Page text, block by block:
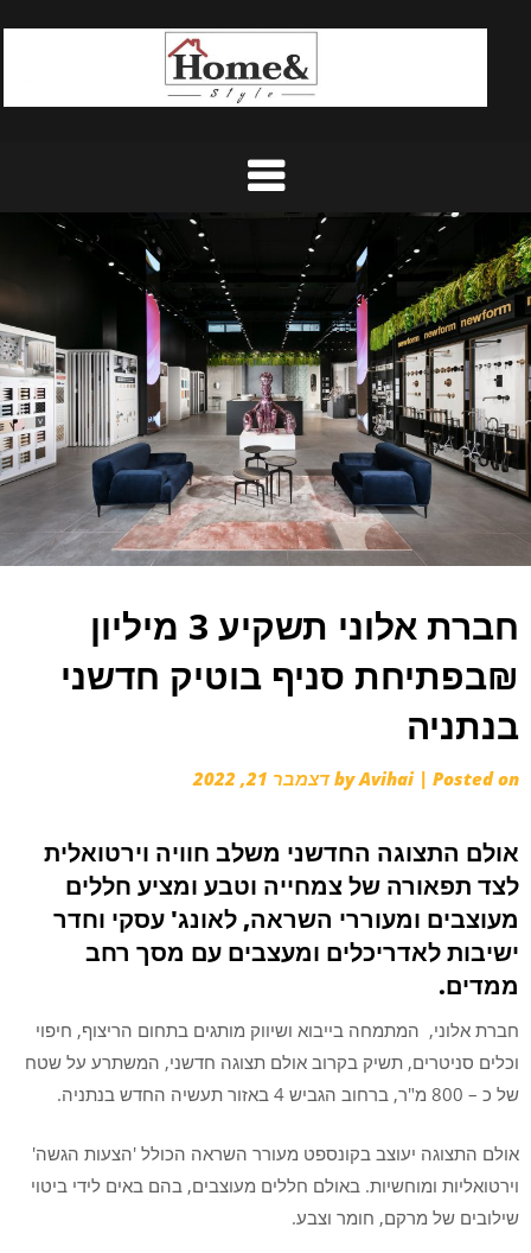
חברת אלוני תשקיע 3 מיליון
₪בפתיחת סניף בוטיק חדשני
בנתניה
byAvihai | Posted on דצמבר 21, 2022
אולם התצוגה החדשני משלב חוויה וירטואלית
לצד תפאורה של צמחייה וטבע ומציע חללים
מעוצבים ומעוררי השראה, לאונג' עסקי וחדר
ישיבות לאדריכלים ומעצבים עם מסך רחב
ממדים.
חברת אלוני, המתמחה בייבוא ושיווק מותגים בתחום הריצוף, חיפוי
וכלים סניטרים, תשיק בקרוב אולם תצוגה חדשני, המשתרע על שטח
של כ – 800 מ"ר, ברחוב הגביש 4 באזור תעשיה החדש בנתניה.
אולם התצוגה יעוצב בקונספט מעורר השראה הכולל 'הצעות הגשה'
וירטואליות ומוחשיות. באולם חללים מעוצבים, בהם באים לידי ביטוי
שילובים של מרקם, חומר וצבע.